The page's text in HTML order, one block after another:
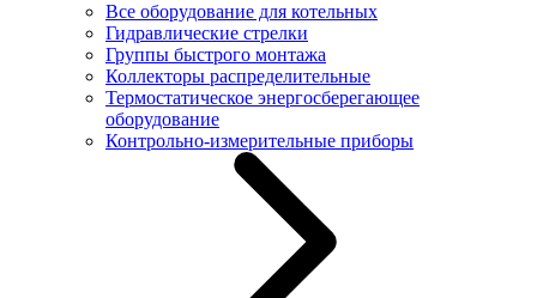
Все оборудование для котельных
Гидравлические стрелки
Группы быстрого монтажа
Коллекторы распределительные
Термостатическое энергосберегающее
оборудование
Контрольно-измерительные приборы